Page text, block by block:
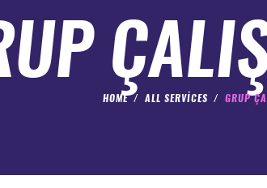
HOME ALL SERVICES GRUP